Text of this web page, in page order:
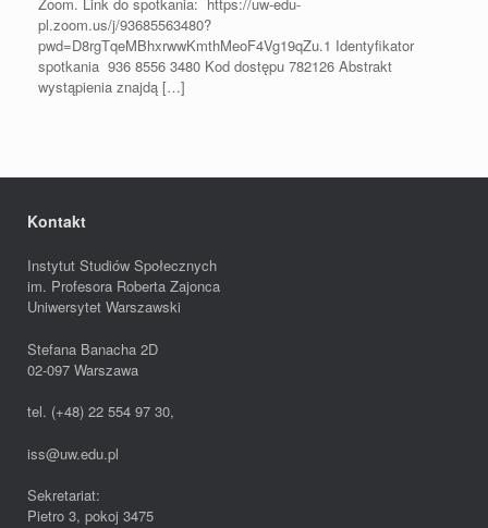
pl.zoom.us/j/93685563480?
pwd=D8rgTqeMBhxrwwKmthMeoF4Vg19qZu.1 Identyfikator
spotkania 936 8556 3480 Kod dostępu 782126 Abstrakt
wystąpienia znajdą […]
Kontakt
Instytut Studiów Społecznych
im. Profesora Roberta Zajonca
Uniwersytet Warszawski
Stefana Banacha 2D
02-097 Warszawa
tel. (+48) 22 554 97 30,
iss@uw.edu.pl
Sekretariat:
Pietro 3, pokoj 3475